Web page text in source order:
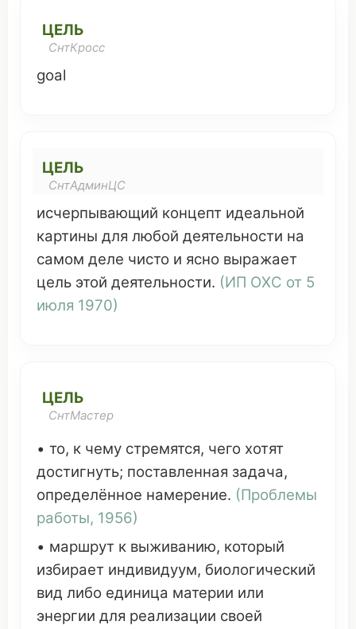
ЦЕЛЬ
СнтКросс
goal
ЦЕЛЬ
СнтАдминЦС
исчерпывающий концепт идеальной
картины для любой деятельности на
самом деле чисто и ясно выражает
цель этой деятельности. (ИП ОХС от 5
июля 1970)
ЦЕЛЬ
СнтМастер
• то, к чему стремятся, чего хотят
достигнуть; поставленная задача,
определённое намерение. (Проблемы
работы, 1956)
• маршрут к выживанию, который
избирает индивидуум, биологический
вид либо единица материи или
энергии для реализации своей